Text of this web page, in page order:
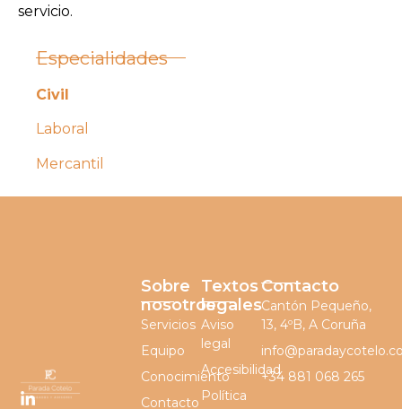
servicio.
Especialidades
Civil
Laboral
Mercantil
Textos
legales
Aviso
legal
Accesibilidad
Política
Sobre
nosotros
Servicios
Equipo
Conocimiento
Contacto
Contacto
Cantón Pequeño,
13, 4ºB, A Coruña
+34 881 068 265